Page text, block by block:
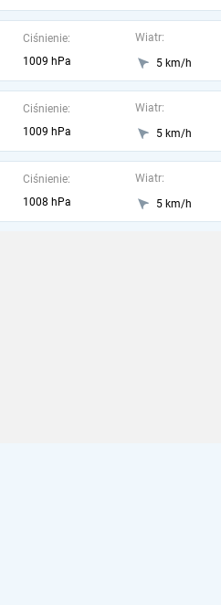
Ciśnienie:
1009 hPa
Wiatr:
5 km/h
Ciśnienie:
1009 hPa
Wiatr:
5 km/h
Ciśnienie:
1008 hPa
Wiatr:
5 km/h